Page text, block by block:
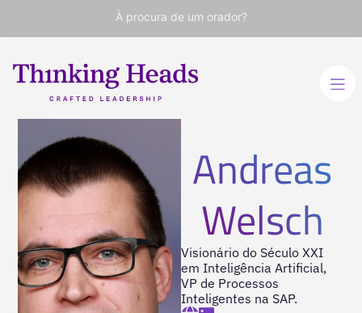
À procura de um orador?
Andreas
Welsch
Visionário do Século XXI
em Inteligência Artificial,
VP de Processos
Inteligentes na SAP.